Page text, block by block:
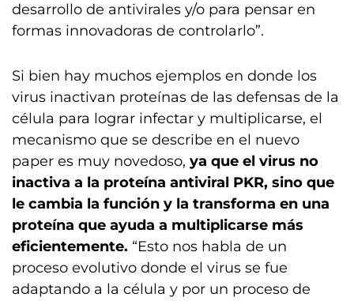
desarrollo de antivirales y/o para pensar en
formas innovadoras de controlarlo”.
Si bien hay muchos ejemplos en donde los
virus inactivan proteínas de las defensas de la
célula para lograr infectar y multiplicarse, el
mecanismo que se describe en el nuevo
paper es muy novedoso, ya que el virus no
inactiva a la proteína antiviral PKR, sino que
le cambia la función y la transforma en una
proteína que ayuda a multiplicarse más
eficientemente. “Esto nos habla de un
proceso evolutivo donde el virus se fue
adaptando a la célula y por un proceso de